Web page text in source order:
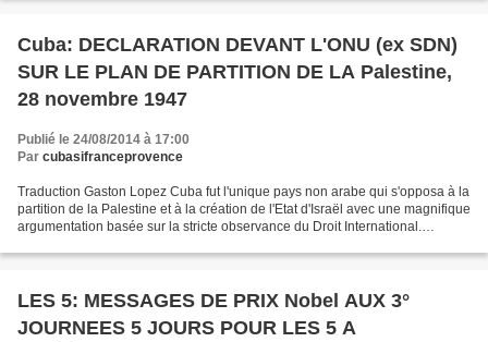
Cuba: DECLARATION DEVANT L'ONU (ex SDN)
SUR LE PLAN DE PARTITION DE LA Palestine,
28 novembre 1947
Publié le 24/08/2014 à 17:00
Par cubasifranceprovence
Traduction Gaston Lopez Cuba fut l'unique pays non arabe qui s'opposa à la
partition de la Palestine et à la création de l'Etat d'Israël avec une magnifique
argumentation basée sur la stricte observance du Droit International.
LES 5: MESSAGES DE PRIX Nobel AUX 3°
JOURNEES 5 JOURS POUR LES 5 A